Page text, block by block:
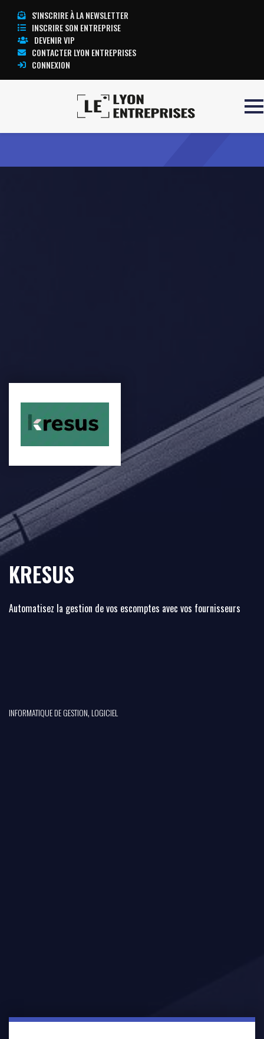
S'INSCRIRE À LA NEWSLETTER
INSCRIRE SON ENTREPRISE
DEVENIR VIP
CONTACTER LYON ENTREPRISES
CONNEXION
KRESUS
Automatisez la gestion de vos escomptes avec vos fournisseurs
INFORMATIQUE DE GESTION,LOGICIEL